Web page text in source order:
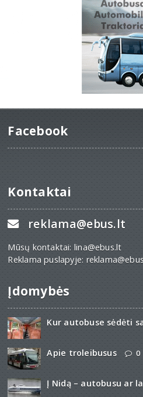
Facebook
Kontaktai
reklama@ebus.lt
Mūsų kontaktai: lina@ebus.lt
Reklama puslapyje:
Įdomybės
Kur autobuse sėdėti
Apie troleibusus 0
Į Nidą – autobusu ar